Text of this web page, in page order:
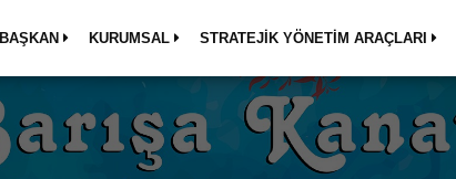
BAŞKAN KURUMSAL STRATEJİK YÖNETİM ARAÇLARI